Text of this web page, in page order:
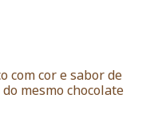
com cor e sabor de
mesmo chocolate